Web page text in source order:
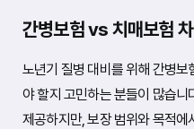
간병보험 vs 치매보험
노년기 질병 대비를 위해 간병
야 할지 고민하는 분들이 많습니
제공하지만, 보장 범위와 목적